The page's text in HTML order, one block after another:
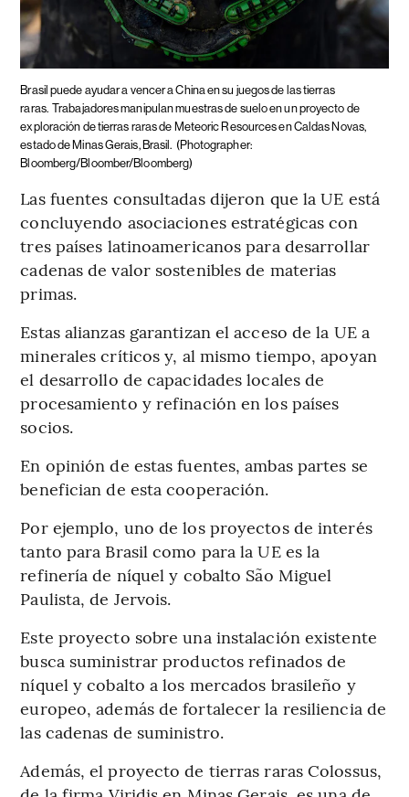
Brasil puede ayudar a vencer a China en su juegos de las tierras
raras. Trabajadores manipulan muestras de suelo en un proyecto de
exploración de tierras raras de Meteoric Resources en Caldas Novas,
estado de Minas Gerais, Brasil. (Photographer:
Bloomberg/Bloomber/Bloomberg)
Las fuentes consultadas dijeron que la UE está
concluyendo asociaciones estratégicas con
tres países latinoamericanos para desarrollar
cadenas de valor sostenibles de materias
primas.
Estas alianzas garantizan el acceso de la UE a
minerales críticos y, al mismo tiempo, apoyan
el desarrollo de capacidades locales de
procesamiento y refinación en los países
socios.
En opinión de estas fuentes, ambas partes se
benefician de esta cooperación.
Por ejemplo, uno de los proyectos de interés
tanto para Brasil como para la UE es la
refinería de níquel y cobalto São Miguel
Paulista, de Jervois.
Este proyecto sobre una instalación existente
busca suministrar productos refinados de
níquel y cobalto a los mercados brasileño y
europeo, además de fortalecer la resiliencia de
las cadenas de suministro.
Además, el proyecto de tierras raras Colossus,